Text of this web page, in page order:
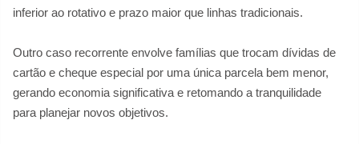
inferior ao rotativo e prazo maior que linhas tradicionais.
Outro caso recorrente envolve famílias que trocam dívidas de
cartão e cheque especial por uma única parcela bem menor,
gerando economia significativa e retomando a tranquilidade
para planejar novos objetivos.